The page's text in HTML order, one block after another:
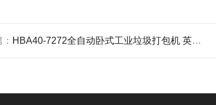
HBA40-7272全自动卧式工业垃圾打包机 英国品牌